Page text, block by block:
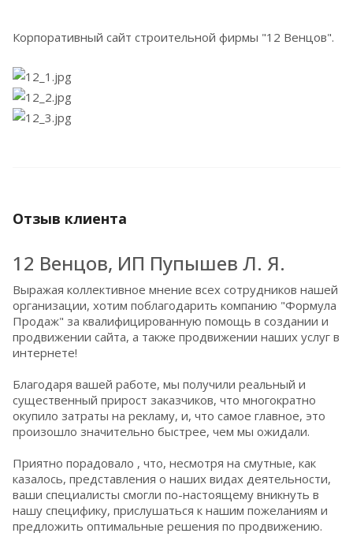
Корпоративный сайт строительной фирмы "12 Венцов".
Отзыв клиента
12 Венцов, ИП Пупышев Л. Я.
Выражая коллективное мнение всех сотрудников нашей
организации, хотим поблагодарить компанию "Формула
Продаж" за квалифицированную помощь в создании и
продвижении сайта, а также продвижении наших услуг в
интернете!
Благодаря вашей работе, мы получили реальный и
существенный прирост заказчиков, что многократно
окупило затраты на рекламу, и, что самое главное, это
произошло значительно быстрее, чем мы ожидали.
Приятно порадовало , что, несмотря на смутные, как
казалось, представления о наших видах деятельности,
ваши специалисты смогли по-настоящему вникнуть в
нашу специфику, прислушаться к нашим пожеланиям и
предложить оптимальные решения по продвижению.